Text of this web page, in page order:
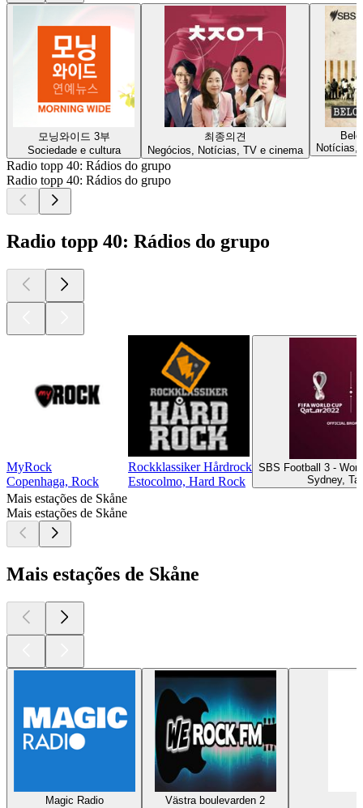
모닝와이드 3부
Sociedade e cultura
최종의견
Negócios, Notícias, TV e cinema
Notícias,
Radio topp 40: Rádios do grupo
Radio topp 40: Rádios do grupo
Radio topp 40: Rádios do grupo
MyRock
Copenhaga, Rock
Rockklassiker Hårdrock
Estocolmo, Hard Rock
SBS Football 3 -
Sydney,
Mais estações de Skåne
Mais estações de Skåne
Mais estações de Skåne
Magic Radio
Västra boulevarden 2